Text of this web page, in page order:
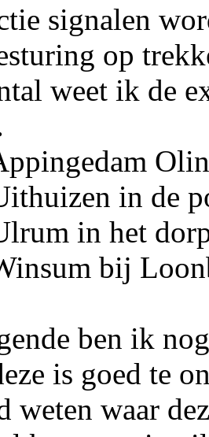
signalen
op
weet ik de
in de
in het
bij
ben ik
is goed te
weten waar